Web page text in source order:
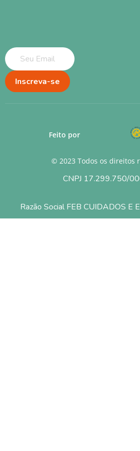
Inscreva-se
© 2023 Todos os direitos
CNPJ 17.299.750/
Feito por
Razão Social FEB CUIDADOS E